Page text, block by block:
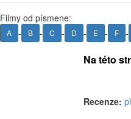
Filmy od písmene:
A - B - C - D - E - F -
Na této
Recenze: